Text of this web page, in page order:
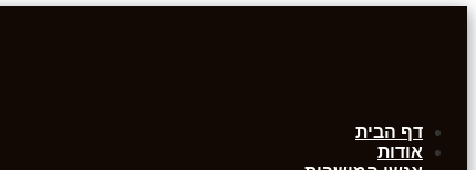
דף הבית
אודות